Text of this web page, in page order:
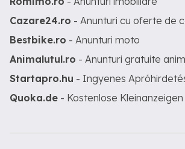
Cazare24.ro - Anunturi cu oferte de
Bestbike.ro - Anunturi moto
Animalutul.ro - Anunturi gratuite
Startapro.hu - Ingyenes
Quoka.de - Kostenlose Kleinanzeigen